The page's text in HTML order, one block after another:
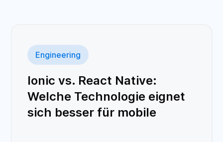
Engineering
Ionic vs. React Native:
Welche Technologie eignet
sich besser für mobile